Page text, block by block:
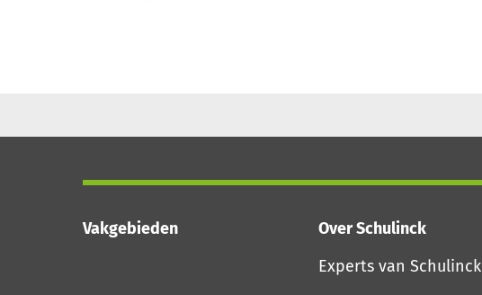
Vakgebieden
Over Schulinck
Experts van Schulinck